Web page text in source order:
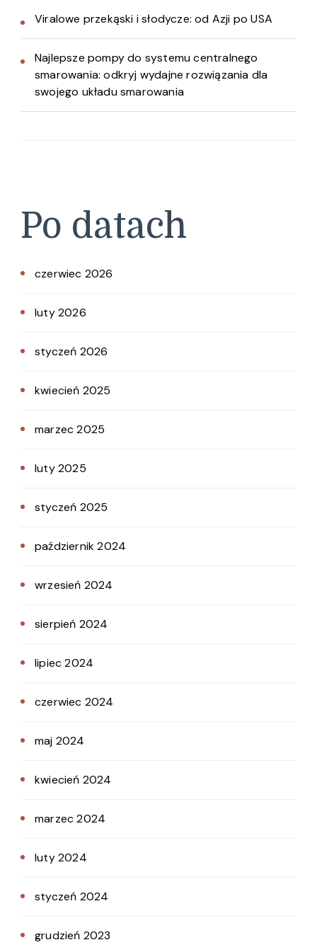
Viralowe przekąski i słodycze: od Azji po USA
Najlepsze pompy do systemu centralnego
smarowania: odkryj wydajne rozwiązania dla
swojego układu smarowania
Po datach
czerwiec 2026
luty 2026
styczeń 2026
kwiecień 2025
marzec 2025
luty 2025
styczeń 2025
październik 2024
wrzesień 2024
sierpień 2024
lipiec 2024
czerwiec 2024
maj 2024
kwiecień 2024
marzec 2024
luty 2024
styczeń 2024
grudzień 2023